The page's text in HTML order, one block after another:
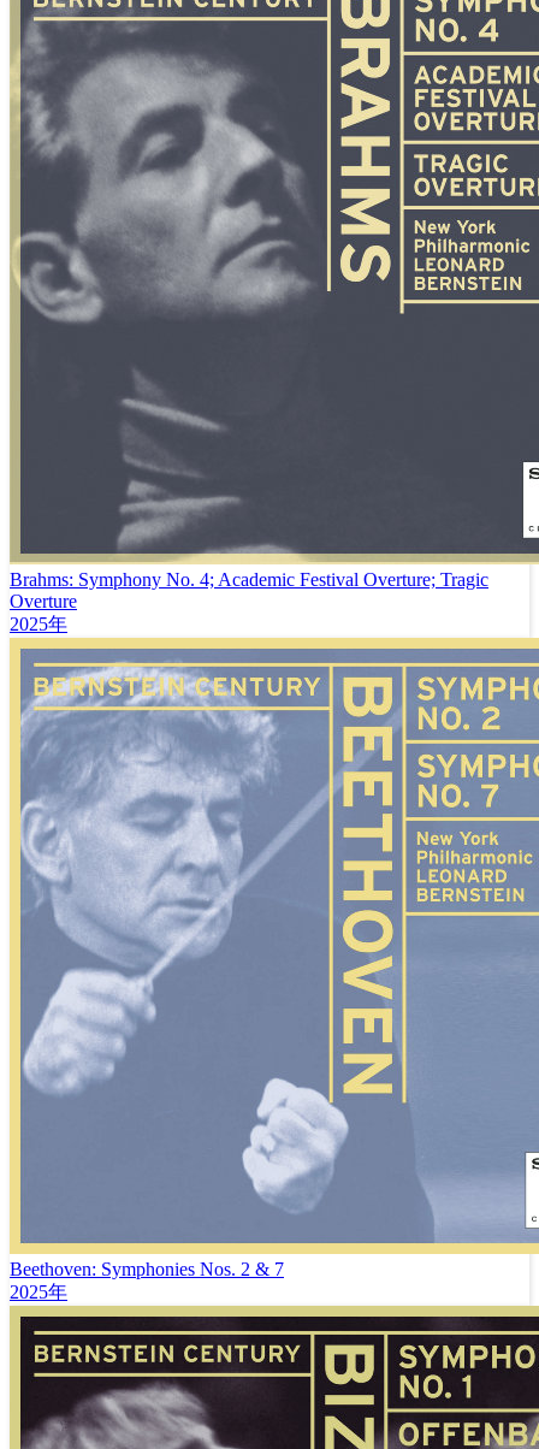
Brahms: Symphony No. 4; Academic Festival Overture; Tragic
Overture
2025年
Beethoven: Symphonies Nos. 2 & 7
2025年